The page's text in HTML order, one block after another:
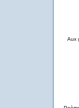
Aux